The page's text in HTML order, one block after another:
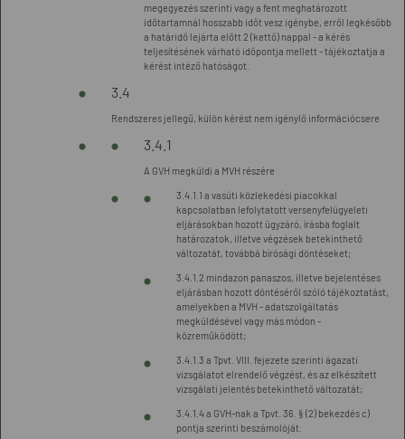
megegyezés szerinti vagy a fent meghatározott
időtartamnál hosszabb időt vesz igénybe, erről legkésőbb
a határidő lejárta előtt 2 (kettő) nappal - a kérés
teljesítésének várható időpontja mellett - tájékoztatja a
kérést intéző hatóságot.
3.4
Rendszeres jellegű, külön kérést nem igénylő információcsere
3.4.1
A GVH megküldi a MVH részére
3.4.1.1 a vasúti közlekedési piacokkal
kapcsolatban lefolytatott versenyfelügyeleti
eljárásokban hozott ügyzáró, írásba foglalt
határozatok, illetve végzések betekinthető
változatát, továbbá bírósági döntéseket;
3.4.1.2 mindazon panaszos, illetve bejelentéses
eljárásban hozott döntéséről szóló tájékoztatást,
amelyekben a MVH - adatszolgáltatás
megküldésével vagy más módon -
közreműködött;
3.4.1.3 a Tpvt. VIII. fejezete szerinti ágazati
vizsgálatot elrendelő végzést, és az elkészített
vizsgálati jelentés betekinthető változatát;
3.4.1.4 a GVH-nak a Tpvt. 36. § (2) bekezdés c)
pontja szerinti beszámolóját.